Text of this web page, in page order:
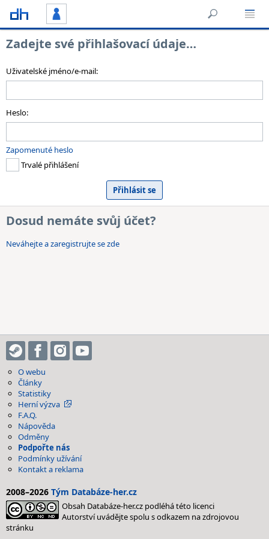
Zadejte své přihlašovací údaje…
Uživatelské jméno/e-mail:
Heslo:
Zapomenuté heslo
Trvalé přihlášení
Dosud nemáte svůj účet?
Neváhejte a zaregistrujte se zde
O webu
Články
Statistiky
Herní výzva
F.A.Q.
Nápověda
Odměny
Podpořte nás
Podmínky užívání
Kontakt a reklama
2008–2026 Tým Databáze-her.cz
Obsah Databáze-her.cz podléhá této licenci
Autorství uvádějte spolu s odkazem na zdrojovou
stránku